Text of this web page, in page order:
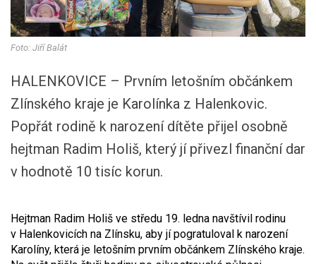
Foto: Jiří Balát
HALENKOVICE – Prvním letošním občánkem
Zlínského kraje je Karolínka z Halenkovic.
Popřát rodině k narození dítěte přijel osobně
hejtman Radim Holiš, který jí přivezl finanční dar
v hodnotě 10 tisíc korun.
Hejtman Radim Holiš ve středu 19. ledna navštívil rodinu
v Halenkovicích na Zlínsku, aby jí pogratuloval k narození
Karolíny, která je letošním prvním občánkem Zlínského kraje.